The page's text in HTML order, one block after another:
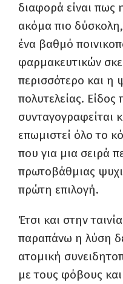
διαφορά είναι πως
ακόμα πιο
ένα βαθμό
φαρμακευτικών
περισσότερο και η
πολυτελείας.
συνταγογραφείται
επωμιστεί όλο το
που για μια σειρά
πρωτοβάθμιας
πρώτη επιλογή.
Έτσι και στην
παραπάνω η λύση
ατομική
με τους φόβους